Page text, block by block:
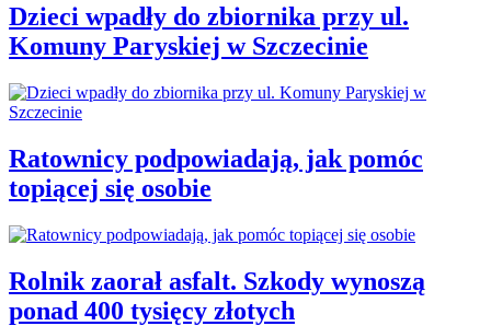
Dzieci wpadły do zbiornika przy ul.
Komuny Paryskiej w Szczecinie
Ratownicy podpowiadają, jak pomóc
topiącej się osobie
Rolnik zaorał asfalt. Szkody wynoszą
ponad 400 tysięcy złotych